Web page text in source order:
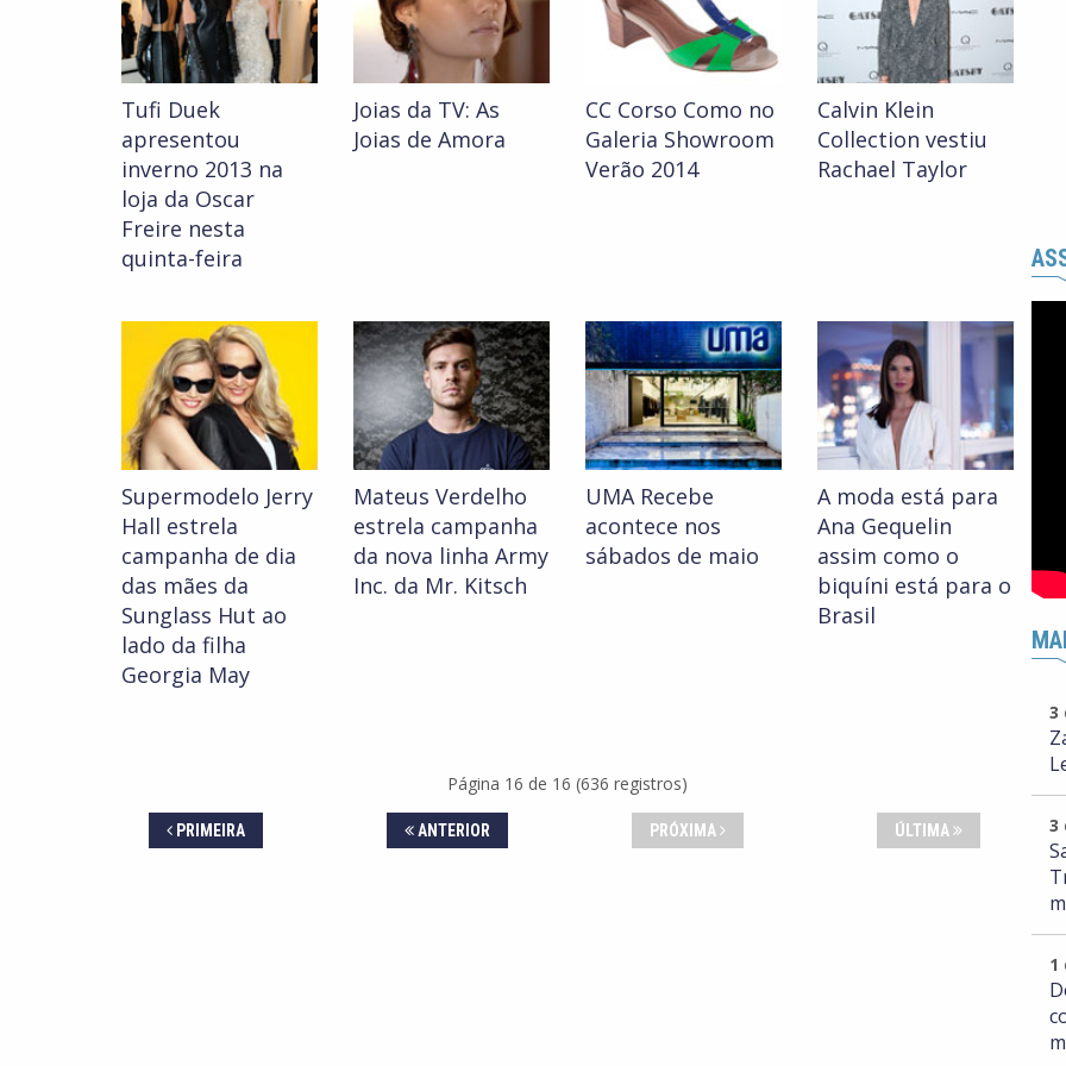
Tufi Duek
apresentou
inverno 2013 na
loja da Oscar
Freire nesta
quinta-feira
Joias da TV: As
Joias de Amora
CC Corso Como no
Galeria Showroom
Verão 2014
Calvin Klein
Collection vestiu
Rachael Taylor
Supermodelo Jerry
Hall estrela
campanha de dia
das mães da
Sunglass Hut ao
lado da filha
Georgia May
Mateus Verdelho
estrela campanha
da nova linha Army
Inc. da Mr. Kitsch
UMA Recebe
acontece nos
sábados de maio
A moda está para
Ana Gequelin
assim como o
biquíni está para o
Brasil
Página 16 de 16 (636 registros)
PRIMEIRA ANTERIOR PRÓXIMA ÚLTIMA
3
3
1